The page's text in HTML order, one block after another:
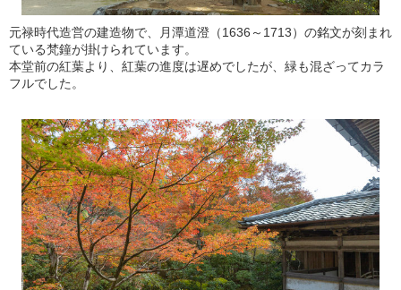
元禄時代造営の建造物で、月潭道澄（1636～1713）の銘文が刻まれ
ている梵鐘が掛けられています。
本堂前の紅葉より、紅葉の進度は遅めでしたが、緑も混ざってカラ
フルでした。